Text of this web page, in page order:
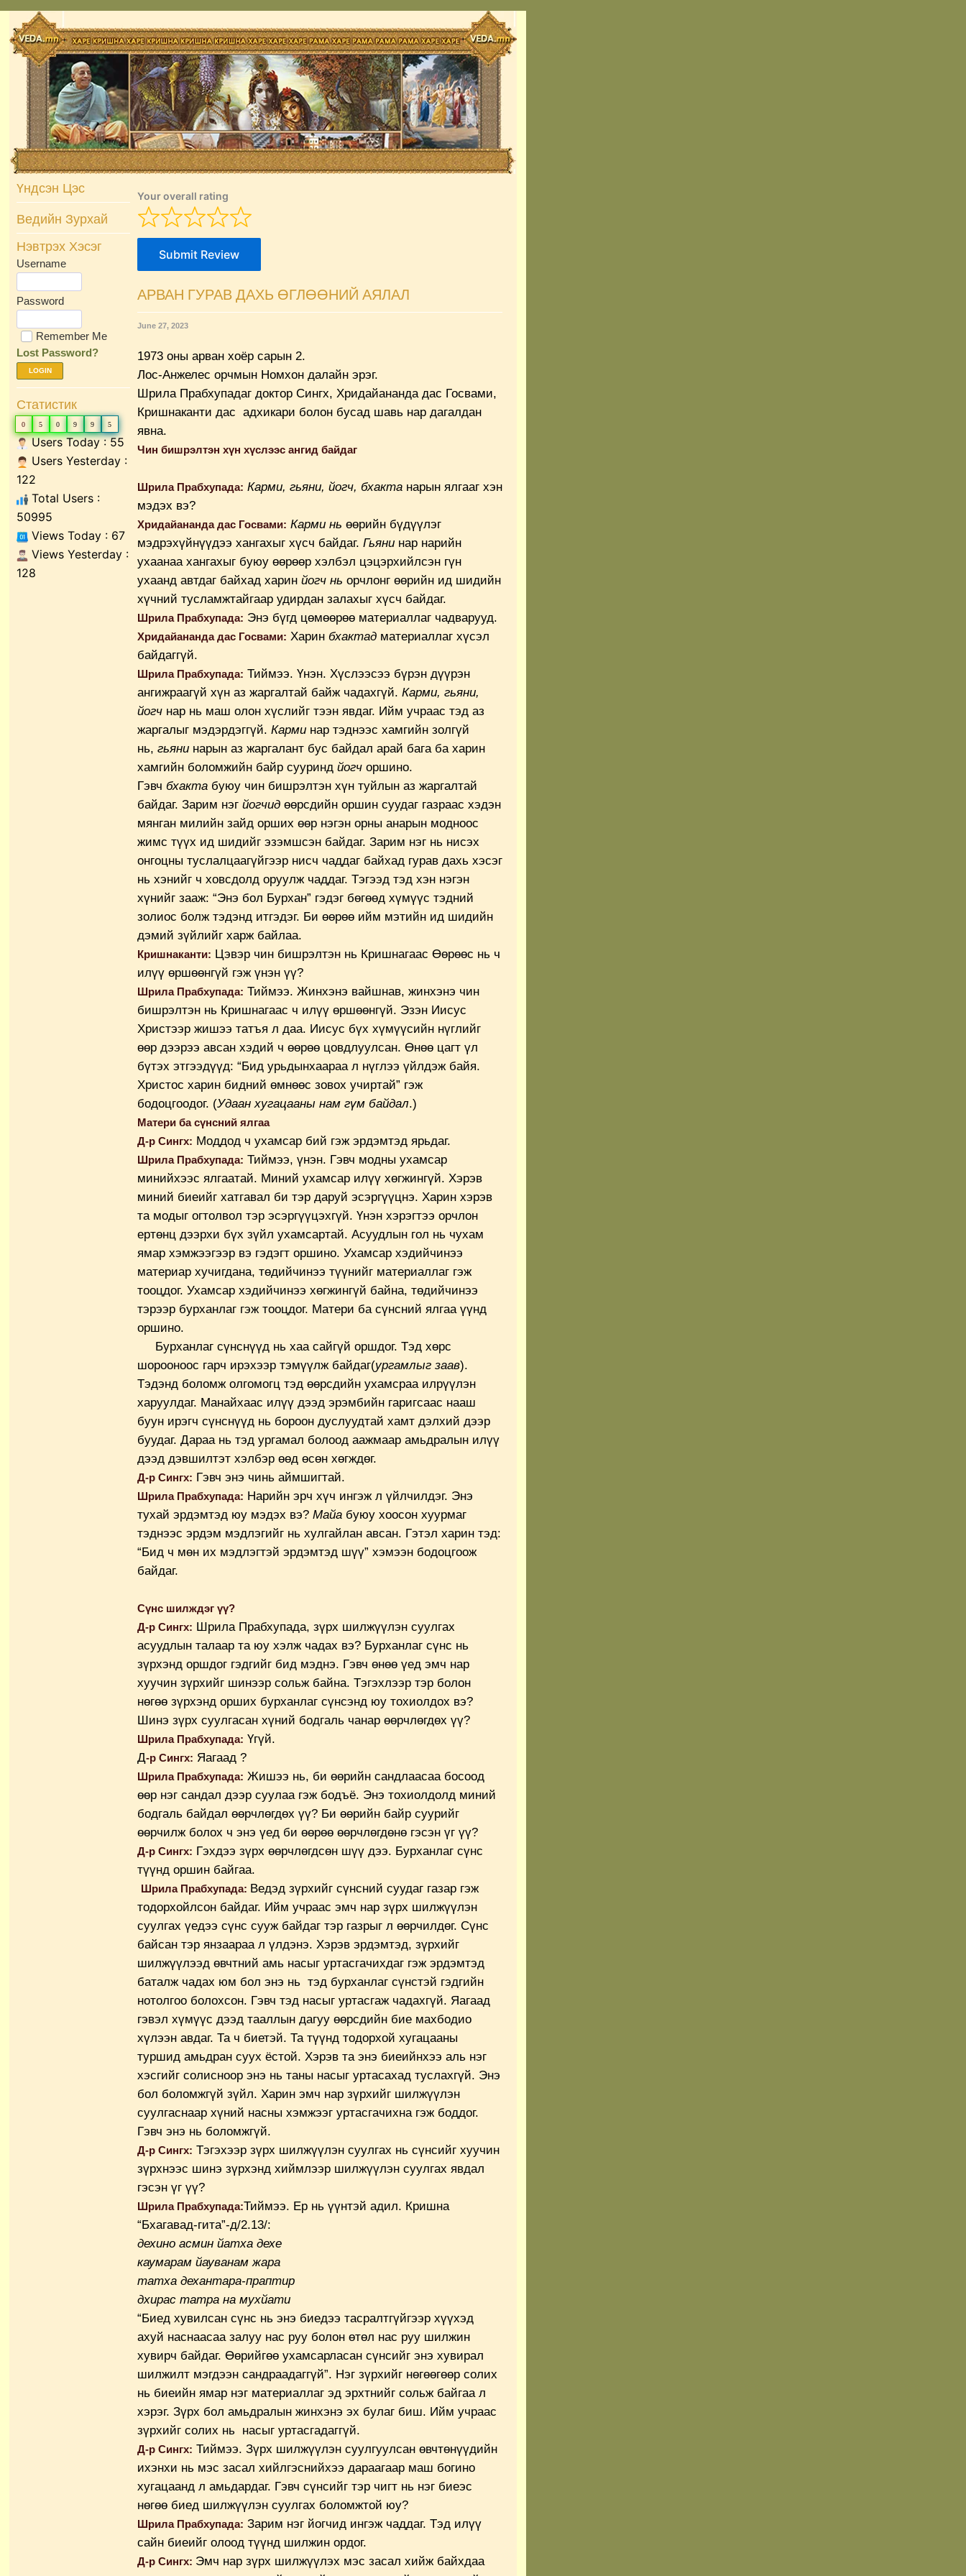
Skip
content
Үндсэн Цэс
Ведийн Зурхай
Нэвтрэх Хэсэг
Username
Password
Remember Me
Lost Password?
LOGIN
Статистик
0 5 0 9 9 5
Users Today : 55
Users Yesterday :
122
Total Users :
50995
Views Today : 67
Views Yesterday :
128
Your overall rating
Submit Review
АРВАН ГУРАВ ДАХЬ ӨГЛӨӨНИЙ АЯЛАЛ
June 27, 2023
1973 оны арван хоёр сарын 2.
Лос-Анжелес орчмын Номхон далайн эрэг.
Шрила Прабхупадаг доктор Сингх, Хридайананда дас Госвами,
Кришнаканти дас адхикари болон бусад шавь нар дагалдан
явна.
Чин бишрэлтэн хүн хүслээс ангид байдаг
Шрила Прабхупада: Карми, гьяни, йогч, бхакта нарын ялгааг хэн
мэдэх вэ?
Хридайананда дас Госвами: Карми нь өөрийн бүдүүлэг
мэдрэхүйнүүдээ хангахыг хүсч байдаг. Гьяни нар нарийн
ухаанаа хангахыг буюу өөрөөр хэлбэл цэцэрхийлсэн гүн
ухаанд автдаг байхад харин йогч нь орчлонг өөрийн ид шидийн
хүчний тусламжтайгаар удирдан залахыг хүсч байдаг.
Шрила Прабхупада: Энэ бүгд цөмөөрөө материаллаг чадварууд.
Хридайананда дас Госвами: Харин бхактадматериаллаг хүсэл
байдаггүй.
Шрила Прабхупада: Тиймээ. Үнэн. Хүслээсээ бүрэн дүүрэн
ангижраагүй хүн аз жаргалтай байж чадахгүй. Карми, гьяни,
йогчнар нь маш олон хүслийг тээн явдаг. Ийм учраас тэд аз
жаргалыг мэдэрдэггүй. Карминар тэднээс хамгийн золгүй
нь, гьяни нарын аз жаргалант бус байдал арай бага ба харин
хамгийн боломжийн байр сууринд йогчоршино.
Гэвч бхакта буюу чин бишрэлтэн хүн туйлын аз жаргалтай
байдаг. Зарим нэг йогчидөөрсдийн оршин суудаг газраас хэдэн
мянган милийн зайд орших өөр нэгэн орны анарын модноос
жимс түүх ид шидийг эзэмшсэн байдаг. Зарим нэг нь нисэх
онгоцны туслалцаагүйгээр нисч чаддаг байхад гурав дахь хэсэг
нь хэнийг ч ховсдолд оруулж чаддаг. Тэгээд тэд хэн нэгэн
хүнийг зааж: “Энэ бол Бурхан” гэдэг бөгөөд хүмүүс тэдний
золиос болж тэдэнд итгэдэг. Би өөрөө ийм мэтийн ид шидийн
дэмий зүйлийг харж байлаа.
Кришнаканти: Цэвэр чин бишрэлтэн нь Кришнагаас Өөрөөс нь ч
илүү өршөөнгүй гэж үнэн үү?
Шрила Прабхупада: Тиймээ. Жинхэнэ вайшнав, жинхэнэ чин
бишрэлтэн нь Кришнагаас ч илүү өршөөнгүй. Эзэн Иисус
Христээр жишээ татъя л даа. Иисус бүх хүмүүсийн нүглийг
өөр дээрээ авсан хэдий ч өөрөө цовдлуулсан. Өнөө цагт үл
бүтэх этгээдүүд: “Бид урьдынхаараа л нүглээ үйлдэж байя.
Христос харин бидний өмнөөс зовох учиртай” гэж
бодоцгоодог. (Удаан хугацааны нам гүм байдал.)
Матери ба сүнсний ялгаа
Д-р Сингх: Моддод ч ухамсар бий гэж эрдэмтэд ярьдаг.
Шрила Прабхупада: Тиймээ, үнэн. Гэвч модны ухамсар
минийхээс ялгаатай. Миний ухамсар илүү хөгжингүй. Хэрэв
миний биеийг хатгавал би тэр даруй эсэргүүцнэ. Харин хэрэв
та модыг огтолвол тэр эсэргүүцэхгүй. Үнэн хэрэгтээ орчлон
ертөнц дээрхи бүх зүйл ухамсартай. Асуудлын гол нь чухам
ямар хэмжээгээр вэ гэдэгт оршино. Ухамсар хэдийчинээ
материар хучигдана, төдийчинээ түүнийг материаллаг гэж
тооцдог. Ухамсар хэдийчинээ хөгжингүй байна, төдийчинээ
тэрээр бурханлаг гэж тооцдог. Матери ба сүнсний ялгаа үүнд
оршино.
Бурханлаг сүнснүүд нь хаа сайгүй оршдог. Тэд хөрс
шорооноос гарч ирэхээр тэмүүлж байдаг(ургамлыг заав).
Тэдэнд боломж олгомогц тэд өөрсдийн ухамсраа илрүүлэн
харуулдаг. Манайхаас илүү дээд эрэмбийн гаригсаас нааш
буун ирэгч сүнснүүд нь бороон дуслуудтай хамт дэлхий дээр
буудаг. Дараа нь тэд ургамал болоод аажмаар амьдралын илүү
дээд дэвшилтэт хэлбэр өөд өсөн хөгждөг.
Д-р Сингх: Гэвч энэ чинь аймшигтай.
Шрила Прабхупада: Нарийн эрч хүч ингэж л үйлчилдэг. Энэ
тухай эрдэмтэд юу мэдэх вэ? Майабуюу хоосон хуурмаг
тэднээс эрдэм мэдлэгийг нь хулгайлан авсан. Гэтэл харин тэд:
“Бид ч мөн их мэдлэгтэй эрдэмтэд шүү” хэмээн бодоцгоож
байдаг.
Сүнс шилждэг үү?
Д-р Сингх: Шрила Прабхупада, зүрх шилжүүлэн суулгах
асуудлын талаар та юу хэлж чадах вэ? Бурханлаг сүнс нь
зүрхэнд оршдог гэдгийг бид мэднэ. Гэвч өнөө үед эмч нар
хуучин зүрхийг шинээр сольж байна. Тэгэхлээр тэр болон
нөгөө зүрхэнд орших бурханлаг сүнсэнд юу тохиолдох вэ?
Шинэ зүрх суулгасан хүний бодгаль чанар өөрчлөгдөх үү?
Шрила Прабхупада: Үгүй.
Д-р Сингх: Яагаад ?
Шрила Прабхупада: Жишээ нь, би өөрийн сандлаасаа босоод
өөр нэг сандал дээр суулаа гэж бодъё. Энэ тохиолдолд миний
бодгаль байдал өөрчлөгдөх үү? Би өөрийн байр суурийг
өөрчилж болох ч энэ үед би өөрөө өөрчлөгдөнө гэсэн үг үү?
Д-р Сингх: Гэхдээ зүрх өөрчлөгдсөн шүү дээ. Бурханлаг сүнс
түүнд оршин байгаа.
Шрила Прабхупада: Ведэд зүрхийг сүнсний суудаг газар гэж
тодорхойлсон байдаг. Ийм учраас эмч нар зүрх шилжүүлэн
суулгах үедээ сүнс сууж байдаг тэр газрыг л өөрчилдөг. Сүнс
байсан тэр янзаараа л үлдэнэ. Хэрэв эрдэмтэд, зүрхийг
шилжүүлээд өвчтний амь насыг уртасгачихдаг гэж эрдэмтэд
баталж чадах юм бол энэ нь тэд бурханлаг сүнстэй гэдгийн
нотолгоо болохсон. Гэвч тэд насыг уртасгаж чадахгүй. Яагаад
гэвэл хүмүүс дээд тааллын дагуу өөрсдийн бие махбодио
хүлээн авдаг. Та ч биетэй. Та түүнд тодорхой хугацааны
туршид амьдран суух ёстой. Хэрэв та энэ биеийнхээ аль нэг
хэсгийг солисноор энэ нь таны насыг уртасахад туслахгүй. Энэ
бол боломжгүй зүйл. Харин эмч нар зүрхийг шилжүүлэн
суулгаснаар хүний насны хэмжээг уртасгачихна гэж боддог.
Гэвч энэ нь боломжгүй.
Д-р Сингх: Тэгэхээр зүрх шилжүүлэн суулгах нь сүнсийг хуучин
зүрхнээс шинэ зүрхэнд хиймлээр шилжүүлэн суулгах явдал
гэсэн үг үү?
Шрила Прабхупада:Тиймээ. Ер нь үүнтэй адил. Кришна
“Бхагавад-гита”-д/2.13/:
дехино асмин йатха дехе
каумарам йауванам жара
татха дехантара-праптир
дхирас татра на мухйати
“Биед хувилсан сүнс нь энэ биедээ тасралтгүйгээр хүүхэд
ахуй наснаасаа залуу нас руу болон өтөл нас руу шилжин
хувирч байдаг. Өөрийгөө ухамсарласан сүнсийг энэ хувирал
шилжилт мэгдээн сандраадаггүй”. Нэг зүрхийг нөгөөгөөр солих
нь биеийн ямар нэг материаллаг эд эрхтнийг сольж байгаа л
хэрэг. Зүрх бол амьдралын жинхэнэ эх булаг биш. Ийм учраас
зүрхийг солих нь насыг уртасгадаггүй.
Д-р Сингх: Тиймээ. Зүрх шилжүүлэн суулгуулсан өвчтөнүүдийн
ихэнхи нь мэс засал хийлгэснийхээ дараагаар маш богино
хугацаанд л амьдардаг. Гэвч сүнсийг тэр чигт нь нэг биеэс
нөгөө биед шилжүүлэн суулгах боломжтой юу?
Шрила Прабхупада: Зарим нэг йогчид ингэж чаддаг. Тэд илүү
сайн биеийг олоод түүнд шилжин ордог.
Д-р Сингх: Эмч нар зүрх шилжүүлэх мэс засал хийж байхдаа